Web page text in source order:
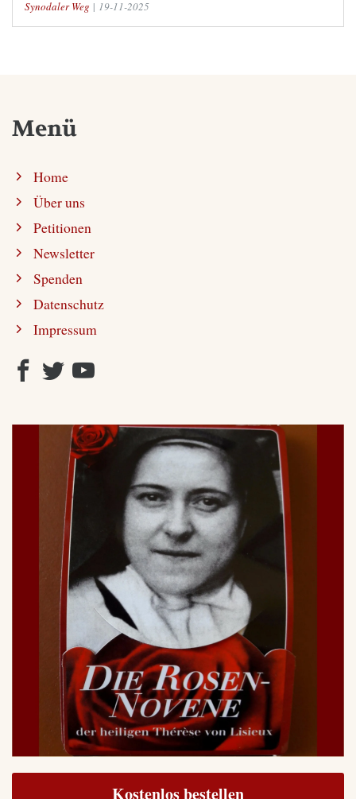
Synodaler Weg | 19-11-2025
Menü
Home
Über uns
Petitionen
Newsletter
Spenden
Datenschutz
Impressum
Kostenlos bestellen